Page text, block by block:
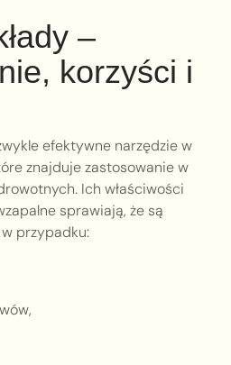
–
korzyści i
efektywne narzędzie w
znajduje zastosowanie w
Ich właściwości
sprawiają, że są
przypadku: